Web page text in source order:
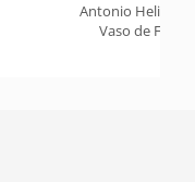
Antonio Helio
Vaso de Flores